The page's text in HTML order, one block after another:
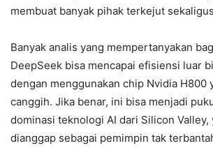
membuat banyak pihak terkejut
Banyak analis yang mempertanyakan
DeepSeek bisa mencapai efisiensi luar
dengan menggunakan chip Nvidia H800
canggih. Jika benar, ini bisa menjadi
dominasi teknologi AI dari Silicon Valley,
dianggap sebagai pemimpin tak